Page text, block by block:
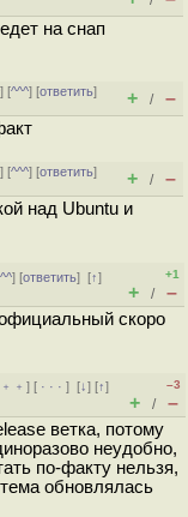
на снап
] [^^^] [ответить]
+ / –
] [^^^] [ответить]
+ / –
над Ubuntu и
] [ответить][↑]
+1
+ / –
скоро
] [ · · ·][↓] [↑]
–3
+ / –
ветка, потому
неудобно,
по-факту нельзя,
обновлялась